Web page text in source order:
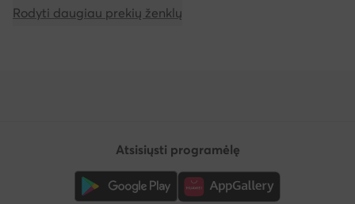
Rodyti daugiau prekių ženklų
Atsisiųsti programėlę